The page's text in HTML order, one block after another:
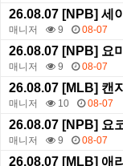
26.08.07 [NPB] 세
매니저 9 08-07
26.08.07 [NPB] 요
매니저 9 08-07
26.08.07 [MLB] 캔
매니저 10 08-07
26.08.07 [NPB] 요
매니저 9 08-07
26.08.07 [MLB] 애